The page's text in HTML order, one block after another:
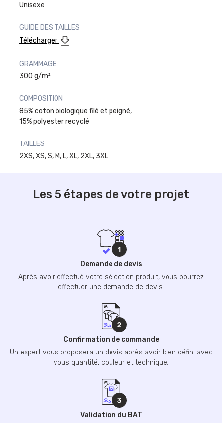
Unisexe
GUIDE DES TAILLES
Télécharger
GRAMMAGE
300 g/m²
COMPOSITION
85% coton biologique filé et peigné,
15% polyester recyclé
TAILLES
2XS, XS, S, M, L, XL, 2XL, 3XL
Les 5 étapes de votre projet
Demande de devis
Après avoir effectué votre sélection produit, vous pourrez
effectuer une demande de devis.
Confirmation de commande
Un expert vous proposera un devis après avoir bien défini avec
vous quantité, couleur et technique.
Validation du BAT